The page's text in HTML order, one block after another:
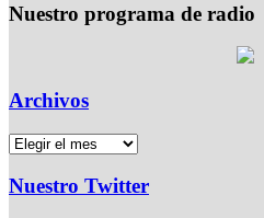
Nuestro programa de radio
Archivos
Nuestro Twitter